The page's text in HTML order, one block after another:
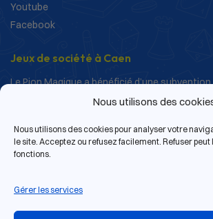
Nous utilisons des
Nous utilisons des cookies pour analyser votre
le site. Acceptez ou refusez facilement. Refuser
fonctions.
Gérer les services
Youtube
Facebook
Jeux de société à Caen
Le Pion Magique a bénéficié d’une subvention
Normandie dans le cadre de ses actions de